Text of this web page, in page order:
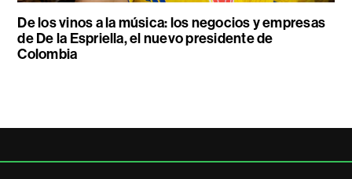
De los vinos a la música: los negocios y empresas
de De la Espriella, el nuevo presidente de
Colombia